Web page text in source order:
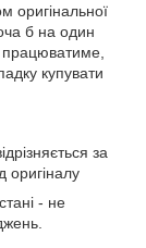
оригінальної
б на один
працюватиме,
купувати
за
оригіналу
- не